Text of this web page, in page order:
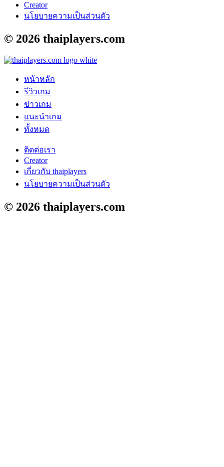
Creator
นโยบายความเป็นส่วนตัว
© 2026 thaiplayers.com
หน้าหลัก
รีวิวเกม
ข่าวเกม
แนะนำเกม
ทั้งหมด
ติดต่อเรา
Creator
เกี่ยวกับ thaiplayers
นโยบายความเป็นส่วนตัว
© 2026 thaiplayers.com